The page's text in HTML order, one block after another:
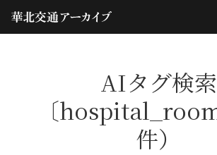
AIタグ検索
〔
件）